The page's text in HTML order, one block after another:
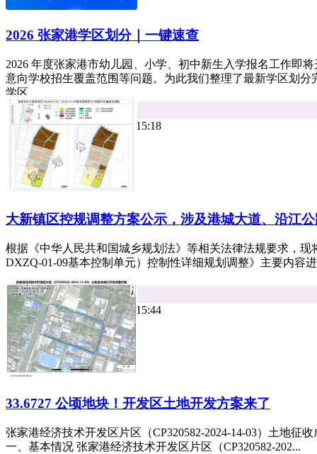
2026 张家港学区划分｜一键速查
2026 年度张家港市幼儿园、小学、初中新生入学报名工作即
意向学校招生覆盖范围等问题。为此我们整理了最新学区划
学区。...
平台资讯
小牛看房 2026年07月09日 15:18
热度 7
大新镇区控规调整方案公示，涉及港城大道、沿江
根据《中华人民共和国城乡规划法》等相关法律法规要求，
DXZQ-01-09基本控制单元）控制性详细规划调整》主要内容
平台资讯
小牛看房 2026年07月07日 15:44
热度 9
33.6727 公顷地块！开发区土地开发方案来了
张家港经济技术开发区片区（CP320582-2024-14-03）土地征
一、基本情况 张家港经济技术开发区片区（CP320582-202...